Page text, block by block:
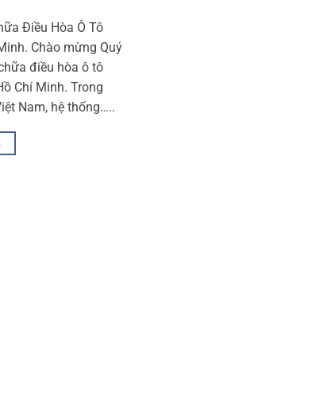
Điều Hòa Ô Tô
Chào mừng Quý
điều hòa ô tô
Chí Minh. Trong
Nam, hệ thống…..